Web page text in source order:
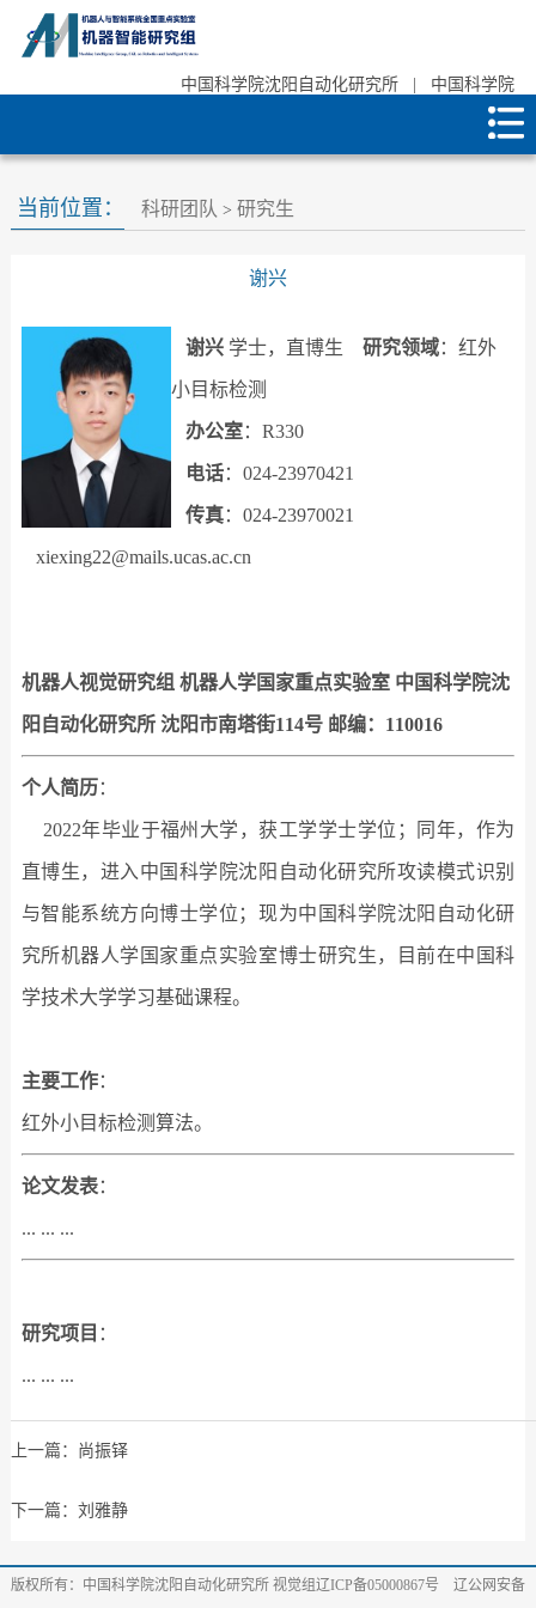
中国科学院沈阳自动化研究所 中国科学院
当前位置： 科研团队 > 研究生
谢兴
谢兴学士，直博生 研究领域：红外
小目标检测
办公室：R330
电话：024-23970421
传真： 024-23970021
xiexing22@mails.ucas.ac.cn
机器人视觉研究组 机器人学国家重点实验室 中国科学院沈
阳自动化研究所 沈阳市南塔街114号 邮编：110016
个人简历 ：
2022年毕业于福州大学，获工学学士学位；同年，作为
直博生，进入中国科学院沈阳自动化研究所攻读模式识别
与智能系统方向博士学位；现为中国科学院沈阳自动化研
究所机器人学国家重点实验室博士研究生，目前在中国科
学技术大学学习基础课程。
主要工作：
红外小目标检测算法。
论文发表：
... ... ...
研究项目 ：
... ... ...
上一篇： 尚振铎
下一篇： 刘雅静
版权所有：中国科学院沈阳自动化研究所 视觉组辽ICP备05000867号 辽公网安备